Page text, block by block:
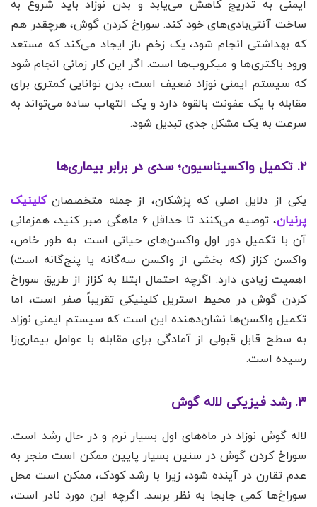
ایمنی به تدریج کاهش می‌یابد و بدن نوزاد باید شروع به
ساخت آنتی‌بادی‌های خود کند. سوراخ کردن گوش، هرچقدر هم
که بهداشتی انجام شود، یک زخم باز ایجاد می‌کند که مستعد
ورود باکتری‌ها و میکروب‌ها است. اگر این کار زمانی انجام شود
که سیستم ایمنی نوزاد ضعیف است، بدن توانایی کمتری برای
مقابله با یک عفونت بالقوه دارد و یک التهاب ساده می‌تواند به
سرعت به یک مشکل جدی تبدیل شود.
۲. تکمیل واکسیناسیون؛ سدی در برابر بیماری‌ها
یکی از دلایل اصلی که پزشکان، از جمله متخصصانکلینیک
پرنیان
، توصیه می‌کنند تا حداقل ۶ ماهگی صبر کنید، همزمانی
آن با تکمیل دور اول واکسن‌های حیاتی است. به طور خاص،
واکسن کزاز (که بخشی از واکسن سه‌گانه یا پنج‌گانه است)
اهمیت زیادی دارد. اگرچه احتمال ابتلا به کزاز از طریق سوراخ
کردن گوش در محیط استریل کلینیکی تقریباً صفر است، اما
تکمیل واکسن‌ها نشان‌دهنده این است که سیستم ایمنی نوزاد
به سطح قابل قبولی از آمادگی برای مقابله با عوامل بیماری‌زا
رسیده است.
۳. رشد فیزیکی لاله گوش
لاله گوش نوزاد در ماه‌های اول بسیار نرم و در حال رشد است.
سوراخ کردن گوش در سنین بسیار پایین ممکن است منجر به
عدم تقارن در آینده شود، زیرا با رشد کودک، ممکن است محل
سوراخ‌ها کمی جابجا به نظر برسد. اگرچه این مورد نادر است،